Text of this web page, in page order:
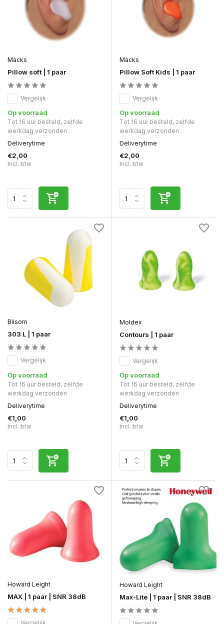
Macks
Pillow soft | 1 paar
Vergelijk
Op voorraad
Tot 16 uur besteld, zelfde
werkdag verzonden
Deliverytime
€2,00
Incl. btw
Macks
Pillow Soft Kids | 1 paar
Vergelijk
Op voorraad
Tot 16 uur besteld, zelfde
werkdag verzonden
Deliverytime
€2,00
Incl. btw
Bilsom
303 L | 1 paar
Vergelijk
Op voorraad
Tot 16 uur besteld, zelfde
werkdag verzonden
Deliverytime
€1,00
Incl. btw
Moldex
Contours | 1 paar
Vergelijk
Op voorraad
Tot 16 uur besteld, zelfde
werkdag verzonden
Deliverytime
€1,00
Incl. btw
Howard Leight
MAX | 1 paar | SNR 38dB
Howard Leight
Max-Lite | 1 paar | SNR 38dB